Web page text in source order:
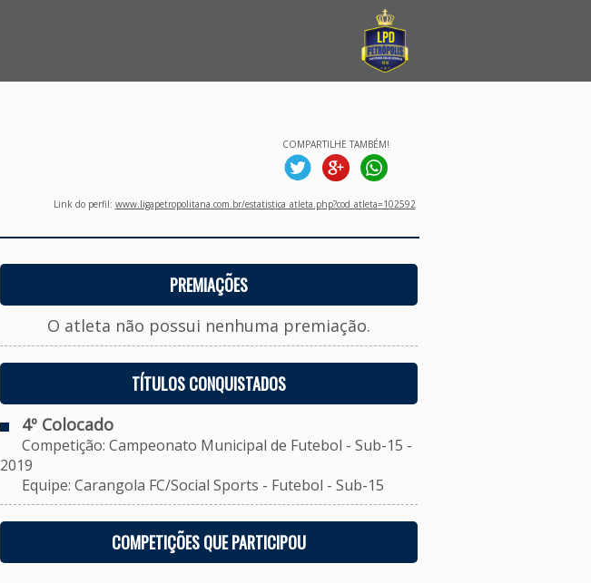
COMPARTILHE TAMBÉM!
Link do perfil: www.ligapetropolitana.com.br/estatistica_atleta.php?cod_atleta=102592
PREMIAÇÕES
O atleta não possui nenhuma premiação.
TÍTULOS CONQUISTADOS
4º Colocado
Competição: Campeonato Municipal de Futebol - Sub-15 -
2019
Equipe: Carangola FC/Social Sports - Futebol - Sub-15
COMPETIÇÕES QUE PARTICIPOU